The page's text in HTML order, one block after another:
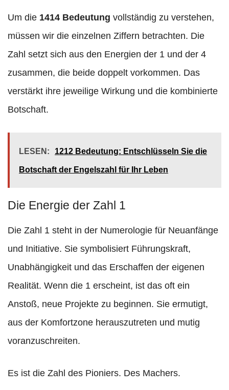
Um die 1414 Bedeutung vollständig zu verstehen,
müssen wir die einzelnen Ziffern betrachten. Die
Zahl setzt sich aus den Energien der 1 und der 4
zusammen, die beide doppelt vorkommen. Das
verstärkt ihre jeweilige Wirkung und die kombinierte
Botschaft.
LESEN: 1212 Bedeutung: Entschlüsseln Sie die
Botschaft der Engelszahl für Ihr Leben
Die Energie der Zahl 1
Die Zahl 1 steht in der Numerologie für Neuanfänge
und Initiative. Sie symbolisiert Führungskraft,
Unabhängigkeit und das Erschaffen der eigenen
Realität. Wenn die 1 erscheint, ist das oft ein
Anstoß, neue Projekte zu beginnen. Sie ermutigt,
aus der Komfortzone herauszutreten und mutig
voranzuschreiten.
Es ist die Zahl des Pioniers. Des Machers.